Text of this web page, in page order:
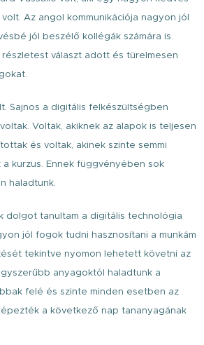
Az angol kommunikációja nagyon jól
jól beszélő kollégák számára is.
választ adott és türelmesen
Sajnos a digitális felkészültségben
Voltak, akiknek az alapok is teljesen
és voltak, akinek szinte semmi
kurzus. Ennek függvényében sok
haladtunk.
dolgot tanultam a digitális technológia
jól fogok tudni hasznosítani a munkám
tekintve nyomon lehetett követni az
anyagoktól haladtunk a
felé és szinte minden esetben az
a következő nap tananyagának